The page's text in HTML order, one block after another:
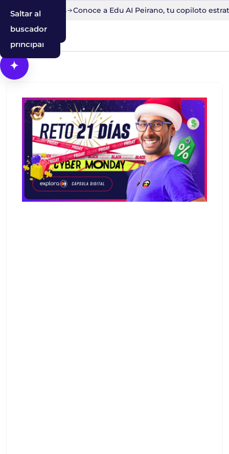
Saltar al
contenido
principal
Saltar a la
navegación
Saltar al
buscador
en 30 minutos Conoce a Edu AI Peirano, tu copiloto
Abrir Cosmos, el asistente con IA